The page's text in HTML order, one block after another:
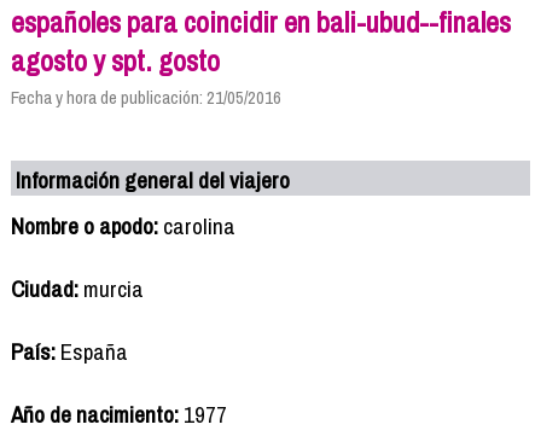
españoles para coincidir en bali-ubud--finales
agosto y spt. gosto
Fecha y hora de publicación: 21/05/2016
Información general del viajero
Nombre o apodo:carolina
Ciudad:murcia
País:España
Año de nacimiento:1977